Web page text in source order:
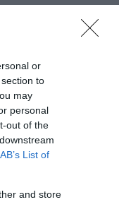
or
to
may
personal
out of the
List of
and store